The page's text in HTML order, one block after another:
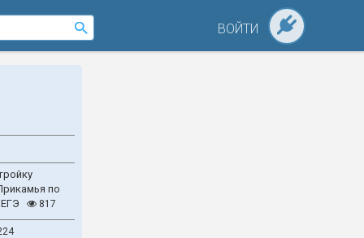
ВОЙТИ
по
817